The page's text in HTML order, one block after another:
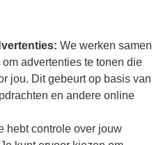
We werken samen
advertenties te tonen die
jou. Dit gebeurt op basis van
en andere online
hebt controle over jouw